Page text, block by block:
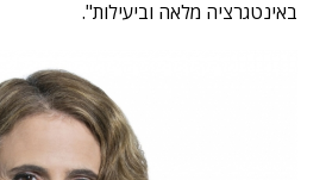
באינטגרציה מלאה וביעילות".